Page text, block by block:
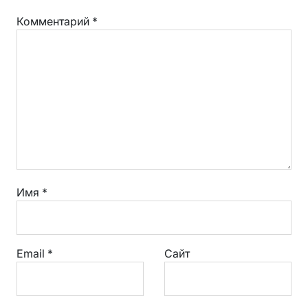
Комментарий *
Имя *
Email * Сайт